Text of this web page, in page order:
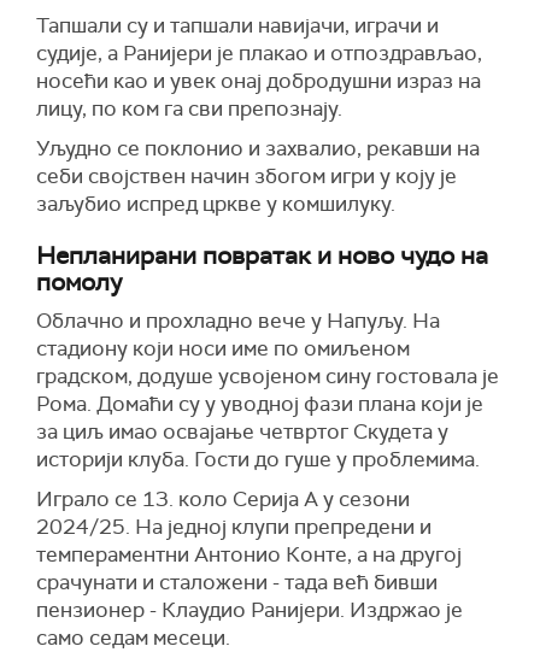
Тапшали су и тапшали навијачи, играчи и
судије, а Ранијери је плакао и отпоздрављао,
носећи као и увек онај добродушни израз на
лицу, по ком га сви препознају.
Уљудно се поклонио и захвалио, рекавши на
себи својствен начин збогом игри у коју је
заљубио испред цркве у комшилуку.
Непланирани повратак и ново чудо на
помолу
Облачно и прохладно вече у Напуљу. На
стадиону који носи име по омиљеном
градском, додуше усвојеном сину гостовала је
Рома. Домаћи су у уводној фази плана који је
за циљ имао освајање четвртог Скудета у
историји клуба. Гости до гуше у проблемима.
Играло се 13. коло Серија А у сезони
2024/25. На једној клупи препредени и
темпераментни Антонио Конте, а на другој
срачунати и сталожени - тада већ бивши
пензионер - Клаудио Ранијери. Издржао је
само седам месеци.